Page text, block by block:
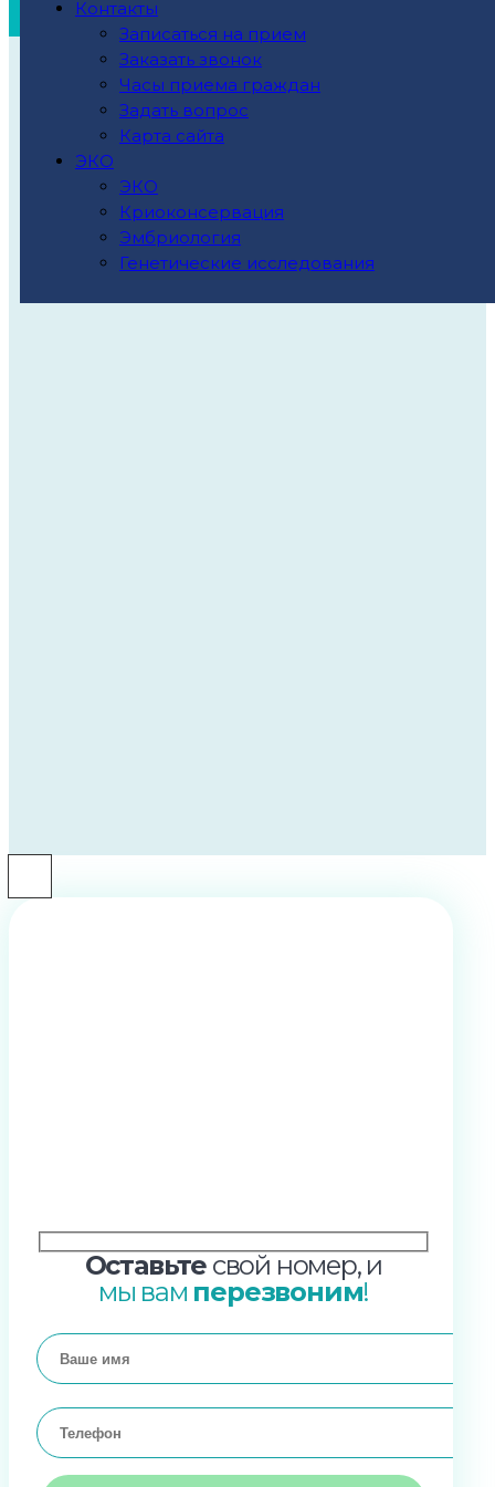
Контакты
Записаться на прием
Заказать звонок
Часы приема граждан
Задать вопрос
Карта сайта
ЭКО
ЭКО
Криоконсервация
Эмбриология
Генетические исследования
Оставьте свой номер, и
мы вам перезвоним!